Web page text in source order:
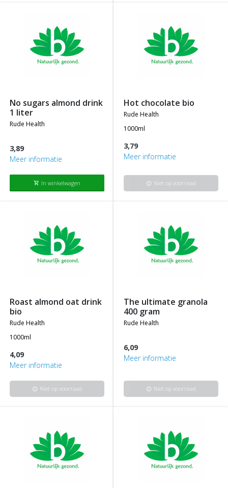
no sugars almond drink
1 liter
rude health
3,89
Meer informatie
shopping_cart In winkelwagen
hot chocolate bio
rude health
1000ml
3,79
Meer informatie
info Niet op voorraad
roast almond oat drink
bio
rude health
1000ml
4,09
Meer informatie
info Niet op voorraad
the ultimate granola
400 gram
rude health
6,09
Meer informatie
info Niet op voorraad